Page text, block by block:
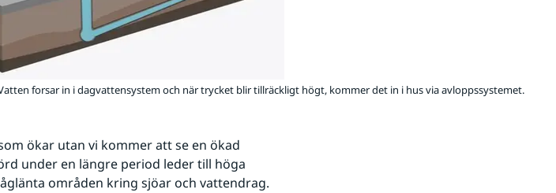
forsar in i dagvattensystem och när trycket blir tillräckligt högt, kommer det in i hus via avloppssystemet.
ökar utan vi kommer att se en ökad
under en längre period leder till höga
områden kring sjöar och vattendrag.